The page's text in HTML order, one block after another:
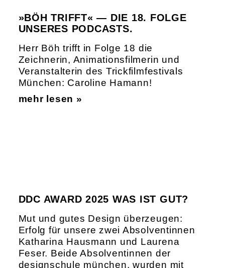
»BÖH TRIFFT« — DIE 18. FOLGE
UNSERES PODCASTS.
Herr Böh trifft in Folge 18 die
Zeichnerin, Animationsfilmerin und
Veranstalterin des Trickfilmfestivals
München: Caroline Hamann!
mehr lesen »
DDC AWARD 2025 WAS IST GUT?
Mut und gutes Design überzeugen:
Erfolg für unsere zwei Absolventinnen
Katharina Hausmann und Laurena
Feser. Beide Absolventinnen der
designschule münchen, wurden mit